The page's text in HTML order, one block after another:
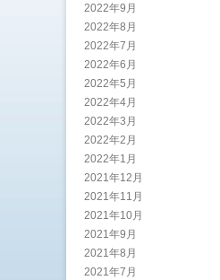
2022年9月
2022年8月
2022年7月
2022年6月
2022年5月
2022年4月
2022年3月
2022年2月
2022年1月
2021年12月
2021年11月
2021年10月
2021年9月
2021年8月
2021年7月